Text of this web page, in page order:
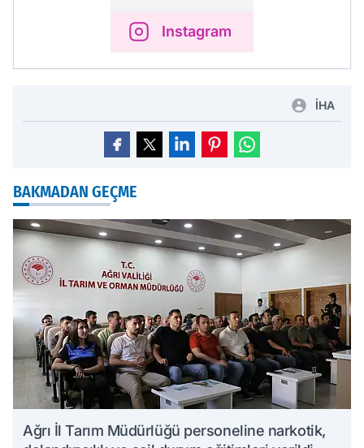
Instagram
İHA
BAKMADAN GEÇME
Ağrı İl Tarım Müdürlüğü personeline narkotik,